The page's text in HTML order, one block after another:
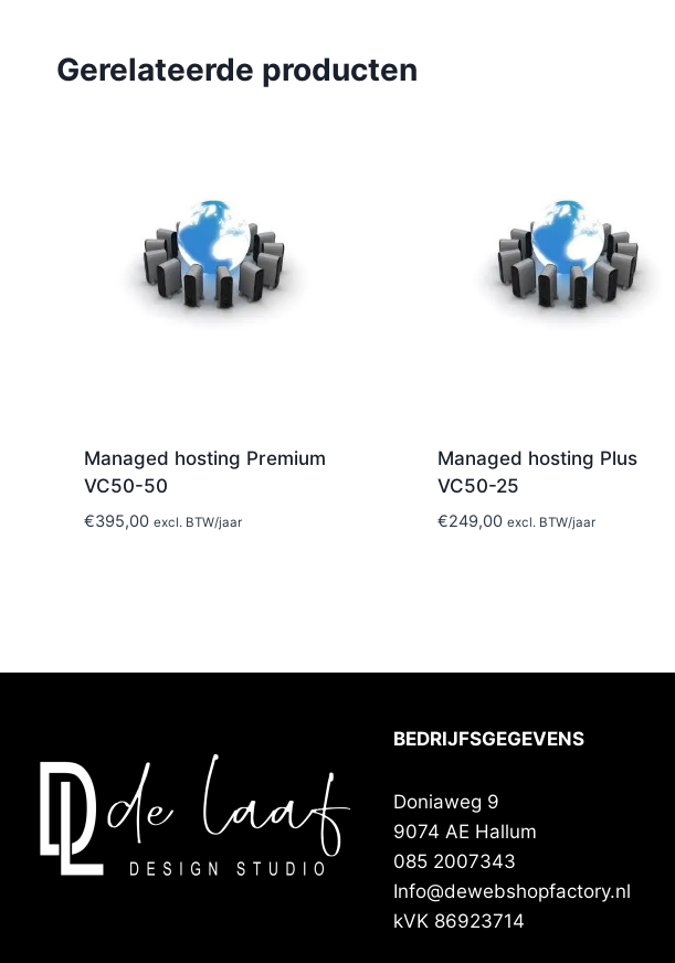
Gerelateerde producten
Managed hosting Premium
VC50-50
€395,00 excl. BTW/jaar
Managed hosting Plus
VC50-25
€249,00 excl. BTW/jaar
BEDRIJFSGEGEVENS
Doniaweg 9
9074 AE Hallum
085 2007343
Info@dewebshopfactory.nl
kVK 86923714